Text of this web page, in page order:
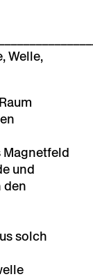
Welle,
und
den
solch